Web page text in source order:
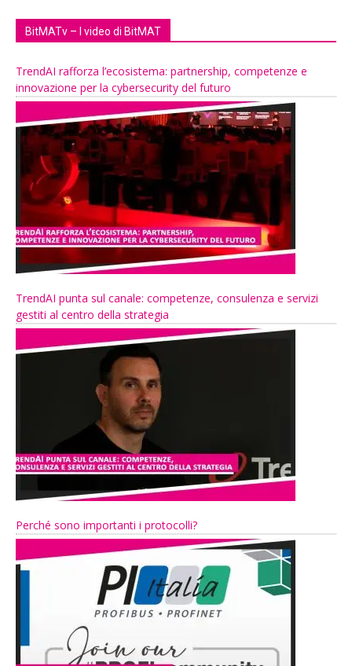
BitMATv – I video di BitMAT
TrendAI rafforza l’ecosistema: partnership, competenze e
innovazione per la cybersecurity del futuro
TrendAI punta sul canale: competenze, consulenza e servizi
gestiti al centro della strategia
Perché sono importanti i protocolli?